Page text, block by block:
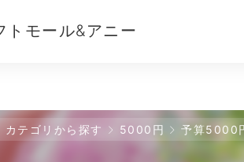
モール&アニー
カテゴリから探す 5000円 予算5000円